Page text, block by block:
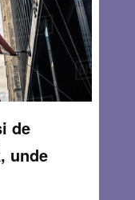
de
unde